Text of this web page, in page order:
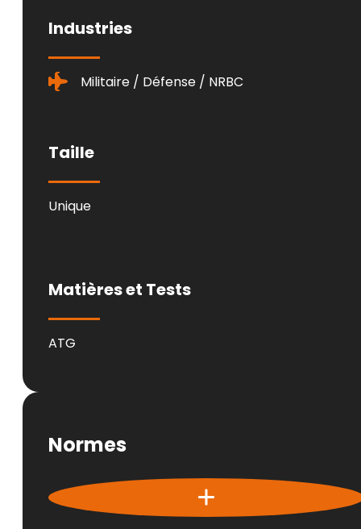
Industries
Militaire / Défense / NRBC
Taille
Unique
Matières et Tests
ATG
Normes